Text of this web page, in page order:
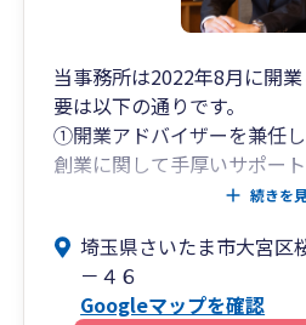
当事務所は2022年8月に開
要は以下の通りです。
①開業アドバイザーを兼任
創業に関して手厚いサポート
②IT化、インボイス対応、
③補助金申請、事業計画策
富な実績があります。
④相続税対応、税務調査対
続きを
埼玉県さいたま市大宮区
－４６
Googleマップを確認